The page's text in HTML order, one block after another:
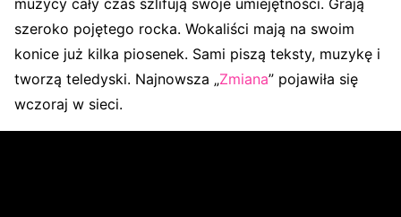
muzycy cały czas szlifują swoje umiejętności. Grają
szeroko pojętego rocka. Wokaliści mają na swoim
konice już kilka piosenek. Sami piszą teksty, muzykę i
tworzą teledyski. Najnowsza „Zmiana” pojawiła się
wczoraj w sieci.